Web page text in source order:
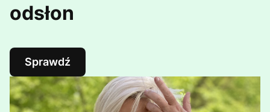
odsłon
Sprawdź